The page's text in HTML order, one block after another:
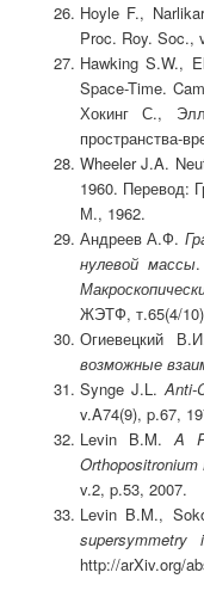
Hoyle F.,
Proc. Roy. Soc.,
Hawking S.W.,
Space-Time.
Хокинг С.,
пространства-
Wheeler J.A.
1960. Перевод:
М., 1962.
Андреев А.Ф.
нулевой массы
ЖЭТФ, т.65(4/
Огиевецкий
возможные
Synge J.L. Anti-
v.A74(9), p.67,
Levin B.M. A
v.2, p.53, 2007.
Levin B.M.,
supersymmetry
http://arXiv.org/